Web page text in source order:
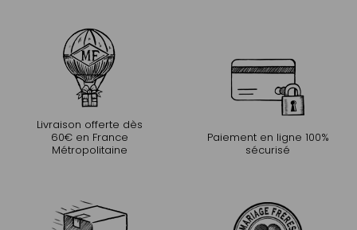
Livraison offerte dès
60€ en France
Métropolitaine
Paiement en ligne 100%
sécurisé